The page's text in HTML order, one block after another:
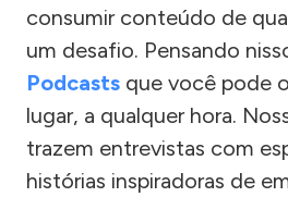
consumir conteúdo de
um desafio. Pensando
Podcasts que você pode
lugar, a qualquer hora.
trazem entrevistas com
histórias inspiradoras de